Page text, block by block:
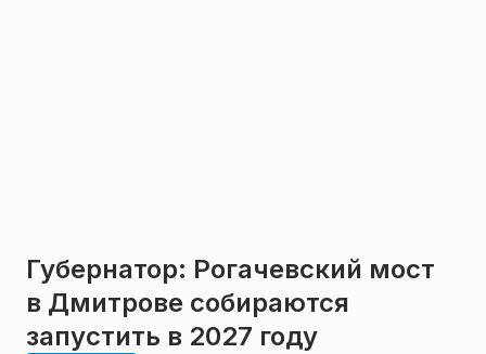
Губернатор: Рогачевский мост
в Дмитрове собираются
запустить в 2027 году